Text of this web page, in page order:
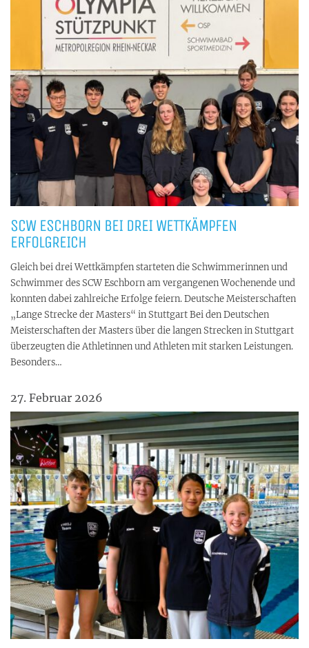
SCW ESCHBORN BEI DREI WETTKÄMPFEN
ERFOLGREICH
Gleich bei drei Wettkämpfen starteten die Schwimmerinnen und
Schwimmer des SCW Eschborn am vergangenen Wochenende und
konnten dabei zahlreiche Erfolge feiern. Deutsche Meisterschaften
„Lange Strecke der Masters“ in Stuttgart Bei den Deutschen
Meisterschaften der Masters über die langen Strecken in Stuttgart
überzeugten die Athletinnen und Athleten mit starken Leistungen.
Besonders…
27. Februar 2026